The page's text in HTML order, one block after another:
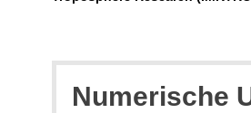
Numerische